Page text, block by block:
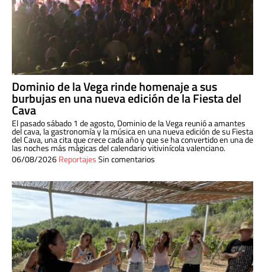
Dominio de la Vega rinde homenaje a sus
burbujas en una nueva edición de la Fiesta del
Cava
El pasado sábado 1 de agosto, Dominio de la Vega reunió a amantes
del cava, la gastronomía y la música en una nueva edición de su Fiesta
del Cava, una cita que crece cada año y que se ha convertido en una de
las noches más mágicas del calendario vitivinícola valenciano.
06/08/2026ReportajesSin comentarios